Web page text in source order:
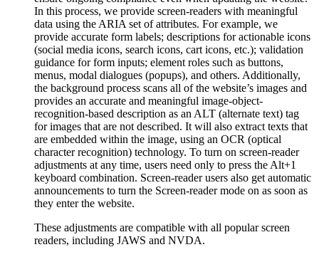
In this process, we provide screen-readers with meaningful
data using the ARIA set of attributes. For example, we
provide accurate form labels; descriptions for actionable icons
(social media icons, search icons, cart icons, etc.); validation
guidance for form inputs; element roles such as buttons,
menus, modal dialogues (popups), and others. Additionally,
the background process scans all of the website’s images and
provides an accurate and meaningful image-object-
recognition-based description as an ALT (alternate text) tag
for images that are not described. It will also extract texts that
are embedded within the image, using an OCR (optical
character recognition) technology. To turn on screen-reader
adjustments at any time, users need only to press the Alt+1
keyboard combination. Screen-reader users also get automatic
announcements to turn the Screen-reader mode on as soon as
they enter the website.
These adjustments are compatible with all popular screen
readers, including JAWS and NVDA.